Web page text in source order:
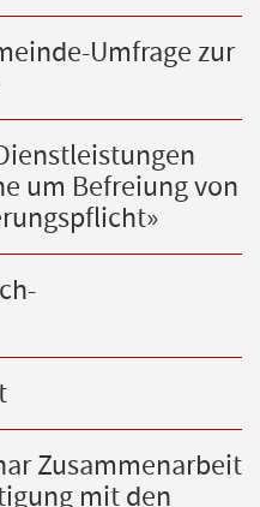
Umfrage zur
um Befreiung von
Zusammenarbeit
mit den